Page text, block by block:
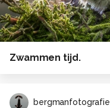
Zwammen tijd.
bergmanfotografie